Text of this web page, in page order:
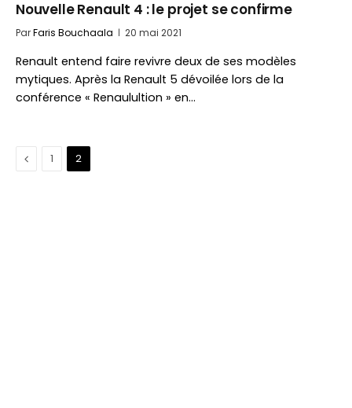
Nouvelle Renault 4 : le projet se confirme
ParFaris Bouchaala 20 mai 2021
Renault entend faire revivre deux de ses modèles
mytiques. Après la Renault 5 dévoilée lors de la
conférence « Renaulultion » en…
Précédent
1 2